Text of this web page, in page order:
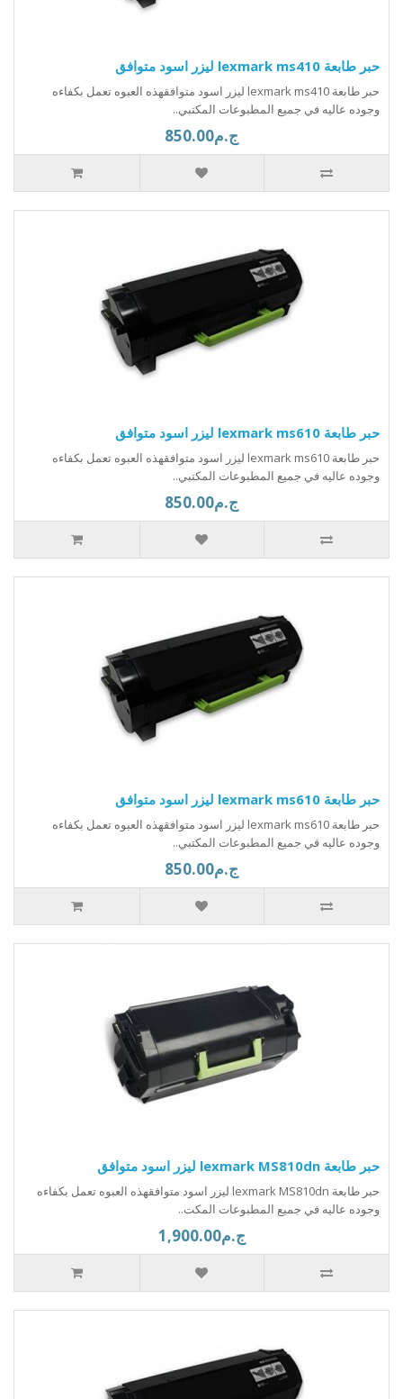
حبر طابعة lexmark ms410 ليزر اسود متوافق
حبر طابعة lexmark ms410 ليزر اسود متوافقهذه العبوه تعمل بكفاءه
وجوده عاليه في جميع المطبوعات المكتبي..
ج.م850.00
حبر طابعة lexmark ms610 ليزر اسود متوافق
حبر طابعة lexmark ms610 ليزر اسود متوافقهذه العبوه تعمل بكفاءه
وجوده عاليه في جميع المطبوعات المكتبي..
ج.م850.00
حبر طابعة lexmark ms610 ليزر اسود متوافق
حبر طابعة lexmark ms610 ليزر اسود متوافقهذه العبوه تعمل بكفاءه
وجوده عاليه في جميع المطبوعات المكتبي..
ج.م850.00
حبر طابعة lexmark MS810dn ليزر اسود متوافق
حبر طابعة lexmark MS810dn ليزر اسود متوافقهذه العبوه تعمل بكفاءه
وجوده عاليه في جميع المطبوعات المكت..
ج.م1,900.00